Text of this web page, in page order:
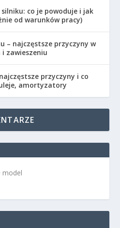
co je powoduje i jak
od warunków pracy)
– najczęstsze przyczyny w
i zawieszeniu
przyczyny i co
amortyzatory
model